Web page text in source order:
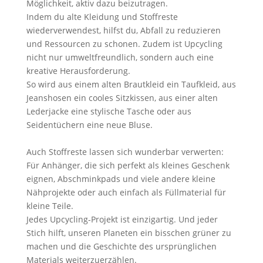
Möglichkeit, aktiv dazu beizutragen.
Indem du alte Kleidung und Stoffreste
wiederverwendest, hilfst du, Abfall zu reduzieren
und Ressourcen zu schonen. Zudem ist Upcycling
nicht nur umweltfreundlich, sondern auch eine
kreative Herausforderung.
So wird aus einem alten Brautkleid ein Taufkleid, aus
Jeanshosen ein cooles Sitzkissen, aus einer alten
Lederjacke eine stylische Tasche oder aus
Seidentüchern eine neue Bluse.
Auch Stoffreste lassen sich wunderbar verwerten:
Für Anhänger, die sich perfekt als kleines Geschenk
eignen, Abschminkpads und viele andere kleine
Nähprojekte oder auch einfach als Füllmaterial für
kleine Teile.
Jedes Upcycling-Projekt ist einzigartig. Und jeder
Stich hilft, unseren Planeten ein bisschen grüner zu
machen und die Geschichte des ursprünglichen
Materials weiterzuerzählen.